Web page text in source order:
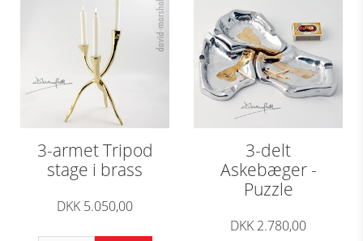
3-armet Tripod
stage i brass
DKK 5.050,00
3-delt
Askebæger -
Puzzle
DKK 2.780,00